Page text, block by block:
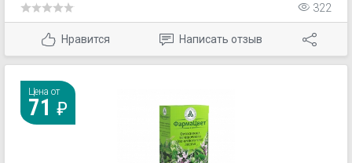
мочевыводящих путей (цистит, уретрит
322
Нравится Написать отзыв
Цена от
71